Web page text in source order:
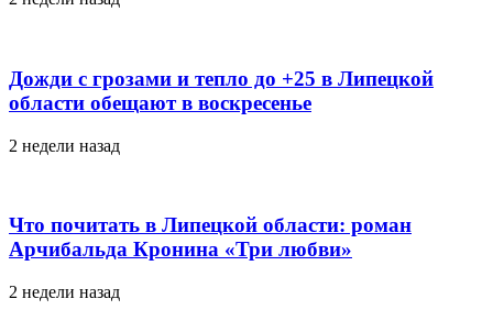
Дожди с грозами и тепло до +25 в Липецкой
области обещают в воскресенье
2 недели назад
Что почитать в Липецкой области: роман
Арчибальда Кронина «Три любви»
2 недели назад